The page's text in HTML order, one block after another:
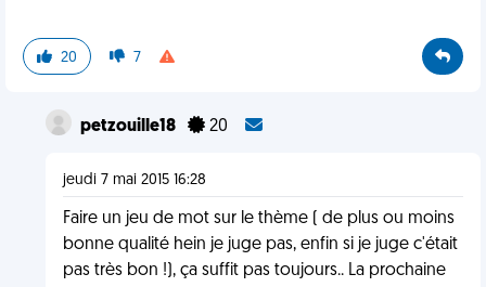
20 7
petzouille18 20
jeudi 7 mai 2015 16:28
Faire un jeu de mot sur le thème ( de plus ou moins
bonne qualité hein je juge pas, enfin si je juge c'était
pas très bon !), ça suffit pas toujours.. La prochaine